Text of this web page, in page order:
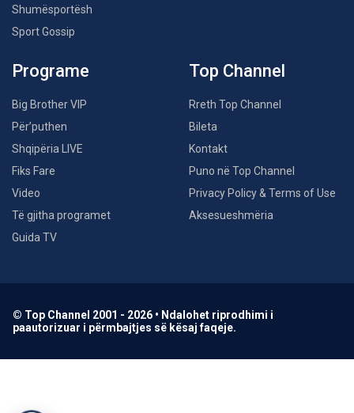
Shumësportësh
Sport Gossip
Programe
Big Brother VIP
Për’puthen
Shqipëria LIVE
Fiks Fare
Video
Të gjitha programet
Guida TV
Top Channel
Rreth Top Channel
Bileta
Kontakt
Puno në Top Channel
Privacy Policy & Terms of Use
Aksesueshmëria
© Top Channel 2001 - 2026 • Ndalohet riprodhimi i
paautorizuar i përmbajtjes së kësaj faqeje.